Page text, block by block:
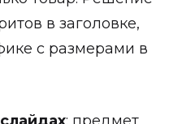
в заголовке,
с размерами в